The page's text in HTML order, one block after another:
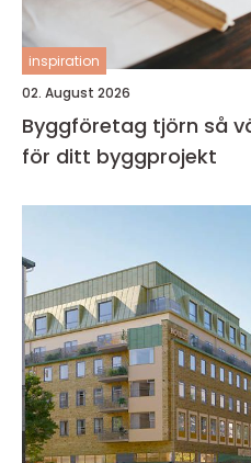
inspiration
02. August 2026
Byggföretag tjörn så väljer du rätt partner
för ditt byggprojekt